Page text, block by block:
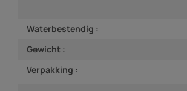
Waterbestendig :
Gewicht :
Verpakking :